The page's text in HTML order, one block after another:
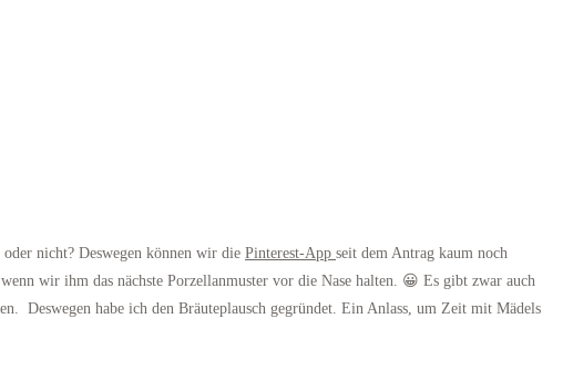
nicht? Deswegen können wir die Pinterest-App seit dem Antrag kaum noch
wir ihm das nächste Porzellanmuster vor die Nase halten. 😀 Es gibt zwar auch
Deswegen habe ich den Bräuteplausch gegründet. Ein Anlass, um Zeit mit Mädels